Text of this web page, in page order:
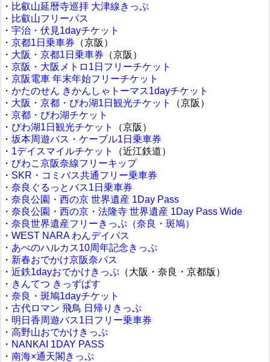
・ 比叡山延暦寺巡拝 大津線きっぷ
・ 比叡山フリーパス
・ 宇治・伏見1dayチケット
・ 京都1日乗車券 （京阪）
・ 大阪・京都1日乗車券 （京阪）
・ 京阪・大阪メトロ1日フリーチケット
・ 京阪電車 年末年始フリーチケット
・ かたのせん きかんしゃトーマス1dayチケット
・ 大阪・京都・びわ湖1日観光チケット
（京阪）
・ 京都・びわ湖チケット
・ びわ湖1日観光チケット
（京阪）
・ 坂本周遊バス・ケーブル1日乗車券
・ 1デイスマイルチケット
（近江鉄道）
・ びわこ京阪奈線フリーキップ
・ SKR・コミバス共通フリー乗車券
・ 奈良ぐるっとバス1日乗車券
・ 奈良公園・西の京 世界遺産 1Day Pass
・ 奈良公園・西の京・法隆寺 世界遺産 1Day Pass Wide
・ 奈良世界遺産フリーきっぷ（奈良・斑鳩）
・ WEST NARA わんデイパス
・ あべのハルカス10周年記念きっぷ
・ 新春おでかけ京阪奈パス
・ 近鉄1dayおでかけきっぷ （大阪・奈良・京都版）
・ きんてつ きっずぱす
・ 奈良・斑鳩1dayチケット
・ 古代ロマン 飛鳥 日帰りきっぷ
・ 明日香周遊バス1日フリー乗車券
・ 高野山おでかけきっぷ
・ NANKAI 1DAY PASS
・ 南海×通天閣きっぷ